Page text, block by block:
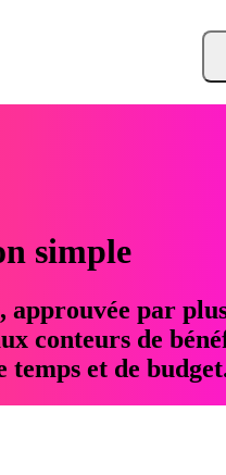
simple
approuvée par
conteurs de
et de